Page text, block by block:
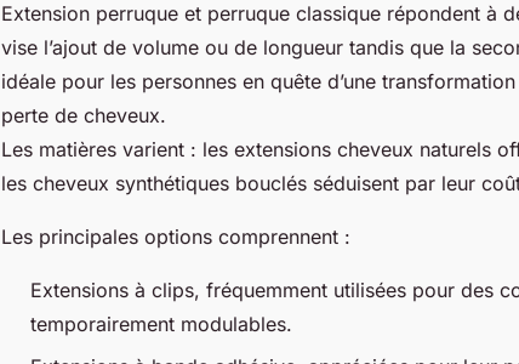
Extension perruque et perruque classique répondent à
vise l’ajout de volume ou de longueur tandis que la
idéale pour les personnes en quête d’une
perte de cheveux.
Les matières varient : les extensions cheveux naturels
les cheveux synthétiques bouclés séduisent par leur
Les principales options comprennent :
Extensions à clips, fréquemment utilisées pour des
temporairement modulables.